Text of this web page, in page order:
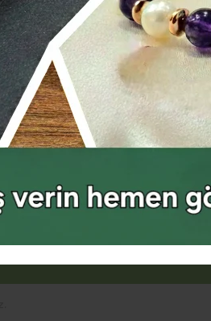
KREDİ KARTLARINA